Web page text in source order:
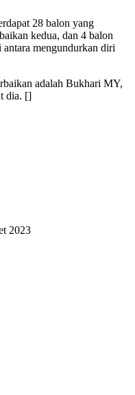
28 balon yang
kedua, dan 4 balon
mengundurkan diri
adalah Bukhari MY,
dia. []
2023